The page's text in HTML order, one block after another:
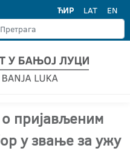
ЋИР LAT EN
о пријављеним
у звање за ужу